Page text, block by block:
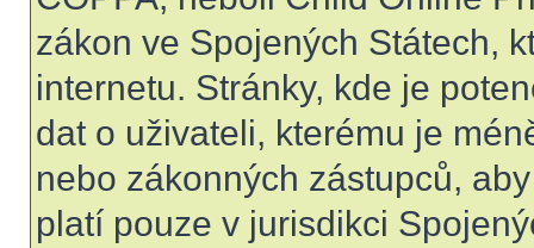
zákon ve Spojených Státech,
internetu. Stránky, kde je
dat o uživateli, kterému je
nebo zákonných zástupců,
platí pouze v jurisdikci